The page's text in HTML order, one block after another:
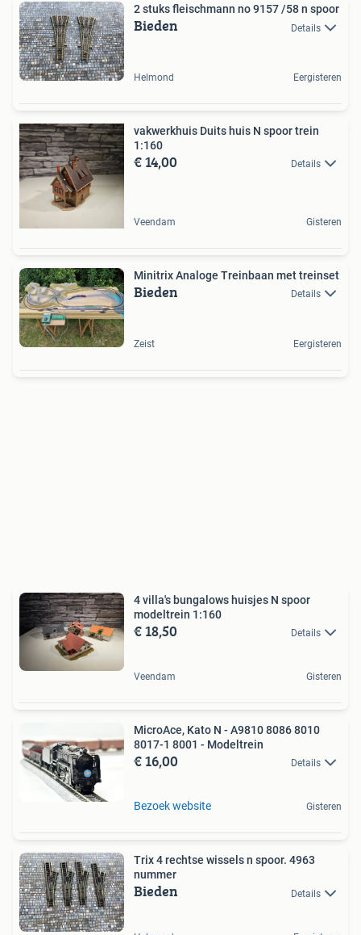
2 stuks fleischmann no 9157 /58 n spoor
Bieden Details
Helmond Eergisteren
vakwerkhuis Duits huis N spoor trein
1:160
€ 14,00 Details
Veendam Gisteren
Minitrix Analoge Treinbaan met treinset
Bieden Details
Zeist Eergisteren
4 villa's bungalows huisjes N spoor
modeltrein 1:160
€ 18,50 Details
Veendam Gisteren
MicroAce, Kato N - A9810 8086 8010
8017-1 8001 - Modeltrein
€ 16,00 Details
Bezoek website Gisteren
Trix 4 rechtse wissels n spoor. 4963
nummer
Bieden Details